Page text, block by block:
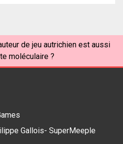
de jeu autrichien est aussi
moléculaire ?
Gallois- SuperMeeple